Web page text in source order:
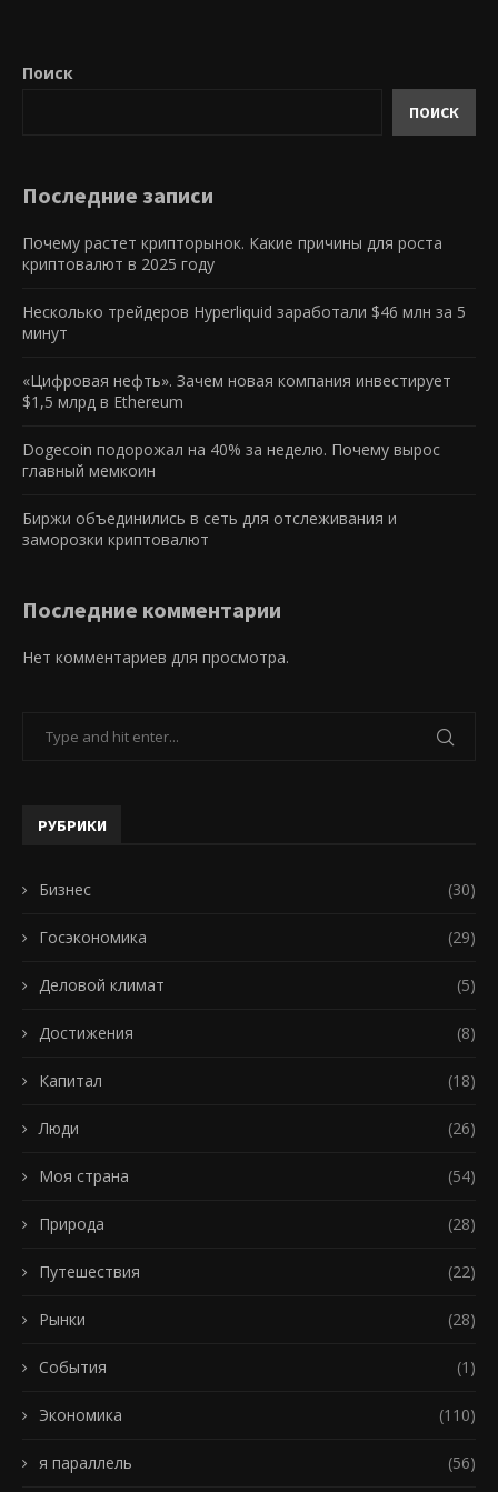
Поиск
ПОИСК
Последние записи
Почему растет крипторынок. Какие причины для роста
криптовалют в 2025 году
Несколько трейдеров Hyperliquid заработали $46 млн за 5
минут
«Цифровая нефть». Зачем новая компания инвестирует
$1,5 млрд в Ethereum
Dogecoin подорожал на 40% за неделю. Почему вырос
главный мемкоин
Биржи объединились в сеть для отслеживания и
заморозки криптовалют
Последние комментарии
Нет комментариев для просмотра.
РУБРИКИ
Бизнес (30)
Госэкономика (29)
Деловой климат (5)
Достижения (8)
Капитал (18)
Люди (26)
Моя страна (54)
Природа (28)
Путешествия (22)
Рынки (28)
События (1)
Экономика (110)
я параллель (56)